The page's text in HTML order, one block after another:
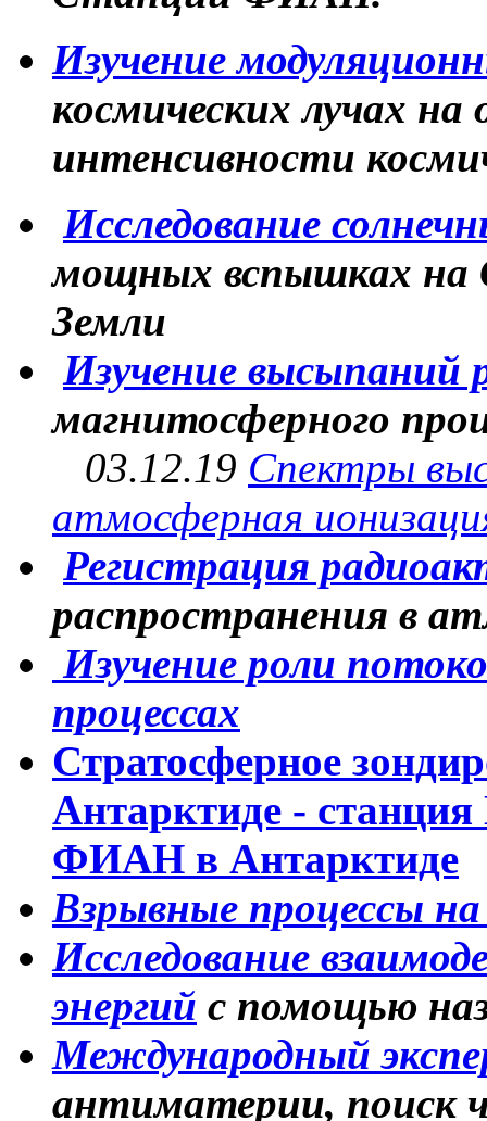
Изучение
космических лучах на
интенсивности
Исследование
мощных вспышках на
Земли
Изучение высыпаний
магнитосферного
03.12.19 Спектры
атмосферная
Регистрация
распространения в
Изучение роли
процессах
Стратосферное
Антарктиде -
ФИАН в Антарктиде
Взрывные процессы
Исследование
энергий с помощью
Международный
антиматерии, поиск